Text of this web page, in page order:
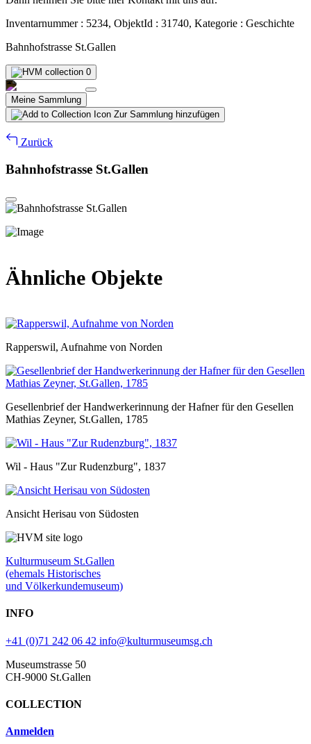
Inventarnummer : 5234, ObjektId : 31740, Kategorie : Geschichte
Bahnhofstrasse St.Gallen
0
Meine Sammlung
Zur Sammlung hinzufügen
Zurück
Bahnhofstrasse St.Gallen
Ähnliche Objekte
Rapperswil, Aufnahme von Norden
Gesellenbrief der Handwerkerinnung der Hafner für den Gesellen
Mathias Zeyner, St.Gallen, 1785
Wil - Haus "Zur Rudenzburg", 1837
Ansicht Herisau von Südosten
Kulturmuseum St.Gallen
(ehemals Historisches
und Völkerkundemuseum)
INFO
+41 (0)71 242 06 42 info@kulturmuseumsg.ch
Museumstrasse 50
CH-9000 St.Gallen
COLLECTION
Anmelden